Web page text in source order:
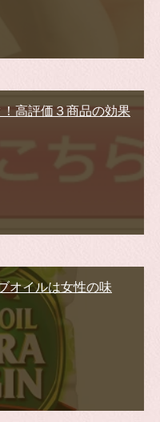
高評価３商品の効果
オイルは女性の味